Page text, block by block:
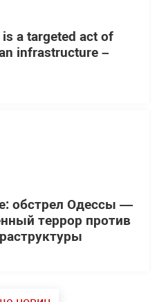
a targeted act of
infrastructure –
обстрел Одессы —
террор против